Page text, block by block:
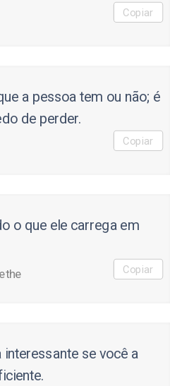
Copiar
a pessoa tem ou não; é
de perder.
Copiar
o que ele carrega em
Copiar
se você a